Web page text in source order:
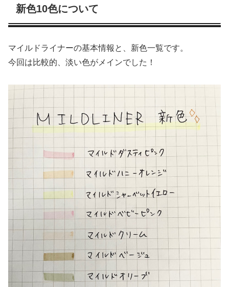
新色10色について
マイルドライナーの基本情報と、新色一覧です。
今回は比較的、淡い色がメインでした！